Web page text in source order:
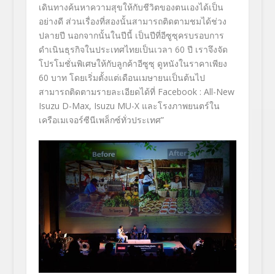
เดินทางค้นหาความสุขให้กับชีวิตของตนเองได้เป็น
อย่างดี ส่วนเรื่องที่สองนั้นสามารถติดตามชมได้ช่วง
ปลายปี นอกจากนั้นในปีนี้ เป็นปีที่อีซูซุครบรอบการ
ดำเนินธุรกิจในประเทศไทยเป็นเวลา 60 ปี เราจึงจัด
โปรโมชั่นพิเศษให้กับลูกค้าอีซูซุ ดูหนังในราคาเพียง
60 บาท โดยเริ่มตั้งแต่เดือนเมษายนเป็นต้นไป
สามารถติดตามรายละเอียดได้ที่ Facebook : All-New
Isuzu D-Max, Isuzu MU-X และโรงภาพยนตร์ใน
เครือเมเจอร์ซีนีเพล็กซ์ทั่วประเทศ”